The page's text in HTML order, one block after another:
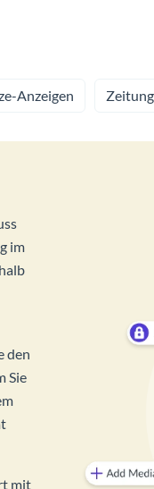
Anzeigen
im
den
Sie
mit